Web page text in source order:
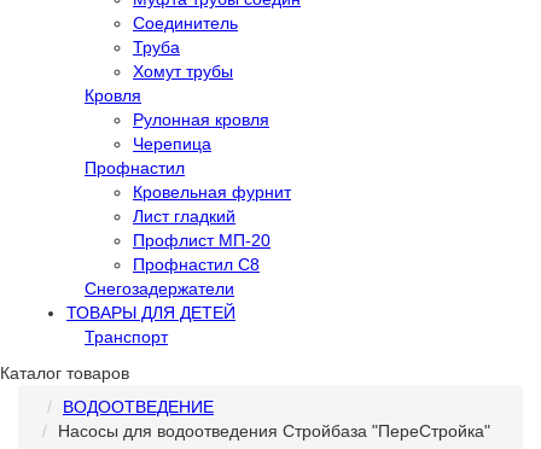
Соединитель
Труба
Хомут трубы
Кровля
Рулонная кровля
Черепица
Профнастил
Кровельная фурнит
Лист гладкий
Профлист МП-20
Профнастил С8
Снегозадержатели
ТОВАРЫ ДЛЯ ДЕТЕЙ
Транспорт
Каталог товаров
ВОДООТВЕДЕНИЕ
Насосы для водоотведения Стройбаза "ПереСтройка"